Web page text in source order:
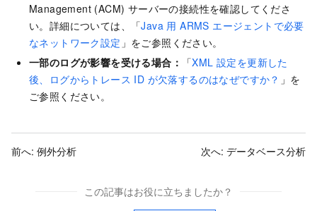
Management (ACM) サーバーの接続性を確認してくださ
い。詳細については、「Java 用 ARMS エージェントで必要
なネットワーク設定 」をご参照ください。
一部のログが影響を受ける場合：
「XML 設定を更新した
後、ログからトレース ID が欠落するのはなぜですか？ 」を
ご参照ください。
前へ: 例外分析 次へ: データベース分析
この記事はお役に立ちましたか？